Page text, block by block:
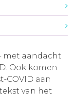
met aandacht
Ook komen
COVID aan
van het